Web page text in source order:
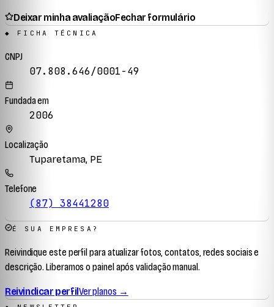
Deixar minha avaliaçãoFechar formulário
◆ FICHA TÉCNICA
CNPJ
07.808.646/0001-49
Fundada em
2006
Localização
Tuparetama, PE
Telefone
(87) 38441280
É SUA EMPRESA?
Reivindique este perfil para atualizar fotos, contatos, redes sociais e
descrição. Liberamos o painel após validação manual.
Reivindicar perfilVer planos →